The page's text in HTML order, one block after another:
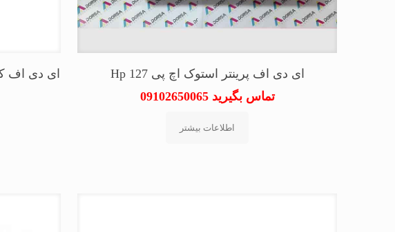
ای دی اف پرینتر استوک اچ پی Hp 127
تماس بگیرید 09102650065
اطلاعات بیشتر